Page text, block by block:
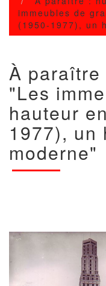
immeubles de
(1950-1977), un
À paraître
"Les
hauteur
1977), un
moderne"
copyright